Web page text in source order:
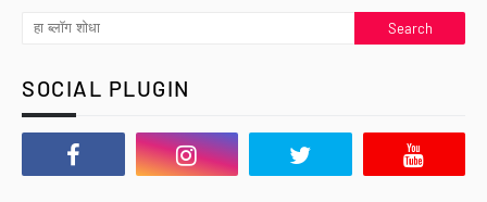
SOCIAL PLUGIN